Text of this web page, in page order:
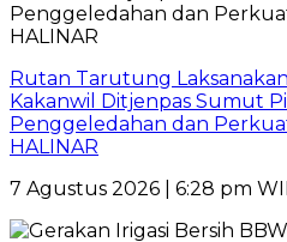
Rutan Tarutung
Kakanwil Ditjenpas Sumut
Penggeledahan dan
HALINAR
7 Agustus 2026 | 6:28 pm